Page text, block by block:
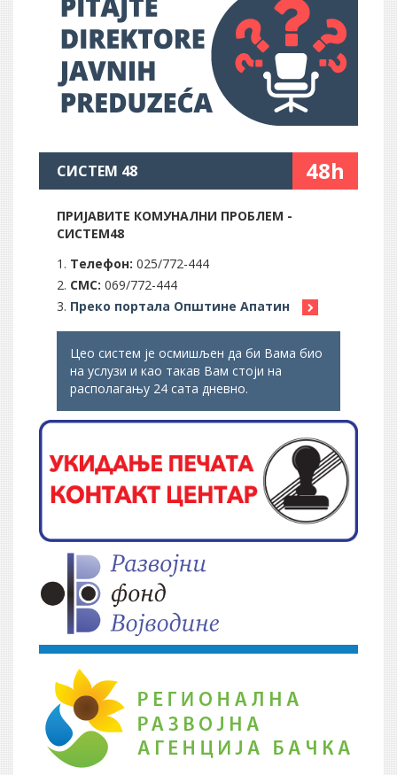
СИСТЕМ 48 48h
ПРИЈАВИТЕ КОМУНАЛНИ ПРОБЛЕМ -
СИСТЕМ48
Телефон: 025/772-444
СМС: 069/772-444
Преко портала Општине Апатин
Цео систем је осмишљен да би Вама био
на услузи и као такав Вам стоји на
располагању 24 сата дневно.